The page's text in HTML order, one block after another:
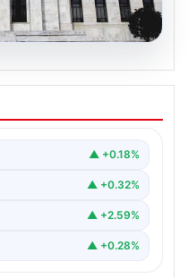
▲ +0.18%
▲ +0.32%
▲ +2.59%
▲ +0.28%